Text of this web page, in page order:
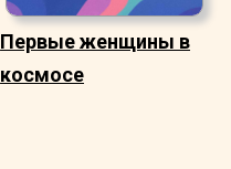
Первые женщины в
космосе